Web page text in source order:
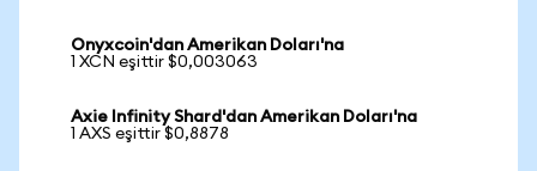
Onyxcoin'dan Amerikan Doları'na
1 XCN eşittir $0,003063
Axie Infinity Shard'dan Amerikan Doları'na
1 AXS eşittir $0,8878